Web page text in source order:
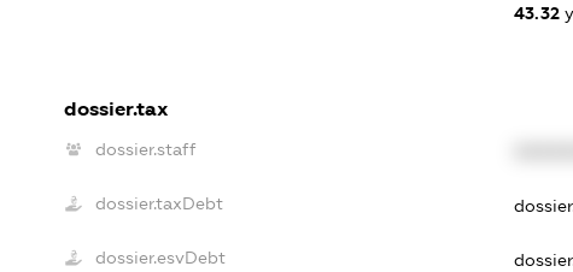
43.32
dossier.tax
dossier.staff
dossier.taxDebt
dossier.esvDebt